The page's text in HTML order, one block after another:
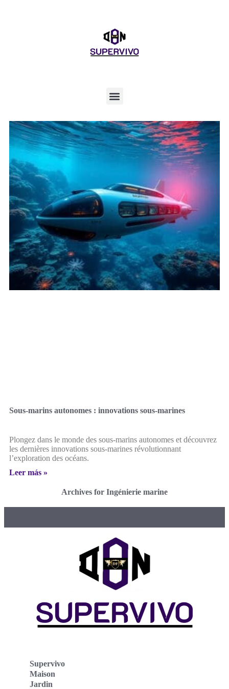
Sous-marins autonomes : innovations sous-marines
Plongez dans le monde des sous-marins autonomes et découvrez
les dernières innovations sous-marines révolutionnant
l’exploration des océans.
Leer más »
Archives for Ingénierie marine
Supervivo
Maison
Jardin